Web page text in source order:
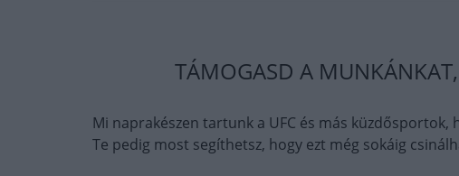
TÁMOGASD A MUNKÁNKAT,
Mi naprakészen tartunk a UFC és más
Te pedig most segíthetsz, hogy ezt még sokáig